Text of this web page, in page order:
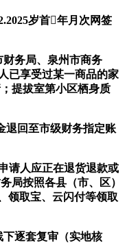
岁首年月次网签
务局、泉州市商务
已享受过某一商品的家
提拔室第小区栖身质
退回至市级财务指定账
请人应正在退货退款或
局按照各县（市、区）
领取宝、云闪付等领取
逐套复审（实地核